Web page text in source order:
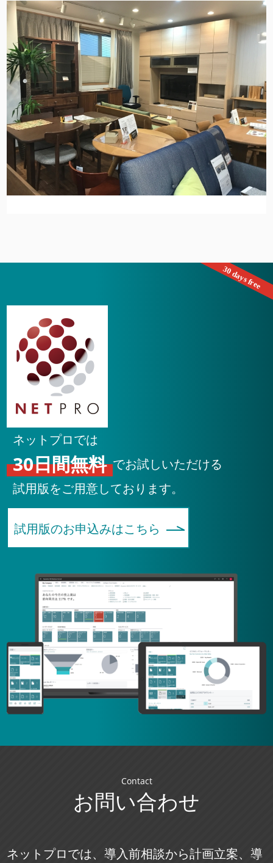
ネットプロでは
30日間無料 でお試しいただける
試用版をご用意しております。
試用版のお申込みはこちら
Contact
お問い合わせ
ネットプロでは、導入前相談から計画立案、導